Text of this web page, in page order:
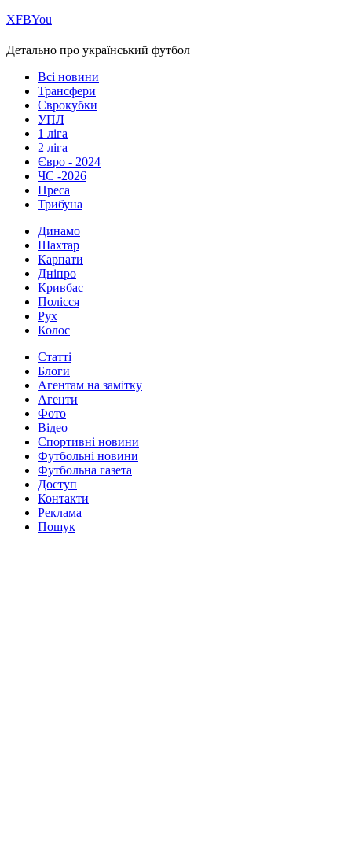
ХFBYou
Детально про український футбол
Всі новини
Трансфери
Єврокубки
УПЛ
1 ліга
2 ліга
Євро - 2024
ЧС -2026
Преса
Трибуна
Динамо
Шахтар
Карпати
Дніпро
Кривбас
Полісся
Рух
Колос
Статті
Блоги
Агентам на замітку
Агенти
Фото
Відео
Спортивні новини
Футбольні новини
Футбольна газета
Доступ
Контакти
Реклама
Пошук